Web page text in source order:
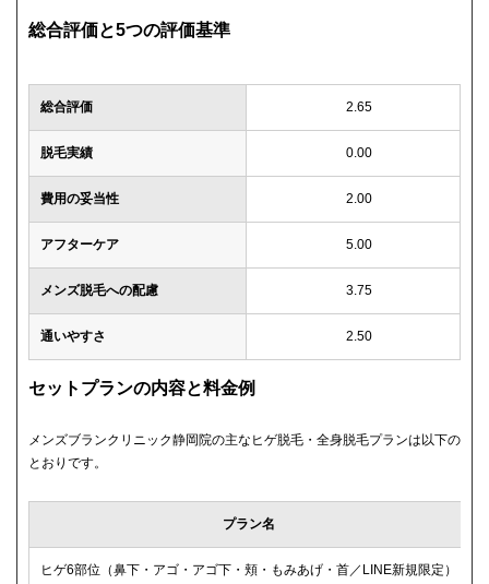
総合評価と5つの評価基準
総合評価 2.65
脱毛実績 0.00
費用の妥当性 2.00
アフターケア 5.00
メンズ脱毛への配慮 3.75
通いやすさ 2.50
セットプランの内容と料金例
メンズブランクリニック静岡院の主なヒゲ脱毛・全身脱毛プランは以下の
とおりです。
プラン名
ヒゲ6部位（鼻下・アゴ・アゴ下・頬・もみあげ・首／LINE新規限定）